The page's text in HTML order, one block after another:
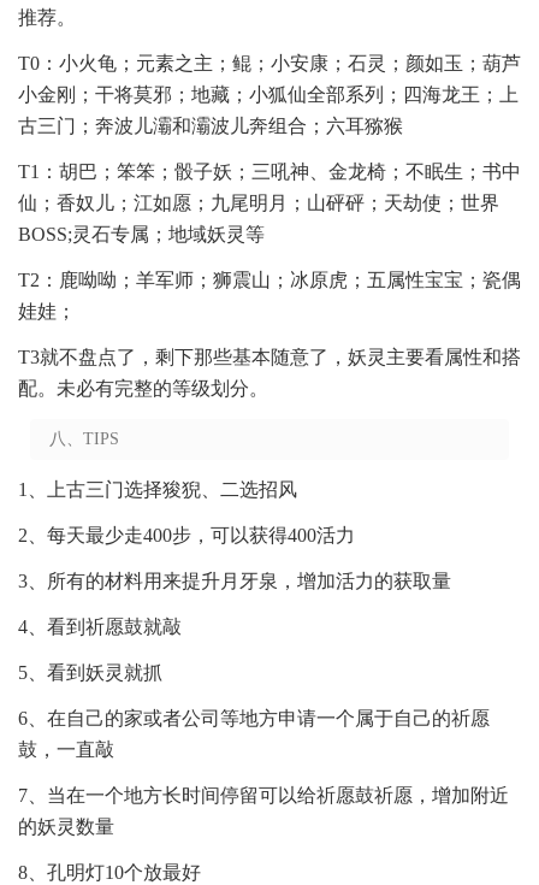
推荐。
T0：小火龟；元素之主；鲲；小安康；石灵；颜如玉；葫芦
小金刚；干将莫邪；地藏；小狐仙全部系列；四海龙王；上
古三门；奔波儿灞和灞波儿奔组合；六耳猕猴
T1：胡巴；笨笨；骰子妖；三吼神、金龙椅；不眠生；书中
仙；香奴儿；江如愿；九尾明月；山砰砰；天劫使；世界
BOSS;灵石专属；地域妖灵等
T2：鹿呦呦；羊军师；狮震山；冰原虎；五属性宝宝；瓷偶
娃娃；
T3就不盘点了，剩下那些基本随意了，妖灵主要看属性和搭
配。未必有完整的等级划分。
八、TIPS
1、上古三门选择狻猊、二选招风
2、每天最少走400步，可以获得400活力
3、所有的材料用来提升月牙泉，增加活力的获取量
4、看到祈愿鼓就敲
5、看到妖灵就抓
6、在自己的家或者公司等地方申请一个属于自己的祈愿
鼓，一直敲
7、当在一个地方长时间停留可以给祈愿鼓祈愿，增加附近
的妖灵数量
8、孔明灯10个放最好